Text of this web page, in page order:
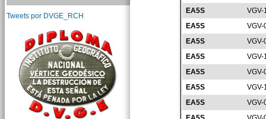
EA5S
VGV-
EA5S
VGV-
EA5S
VGV-
EA5S
VGV-
EA5S
VGV-
EA5S
VGV-
EA5S
VGV-
Tweets por DVGE_RCH